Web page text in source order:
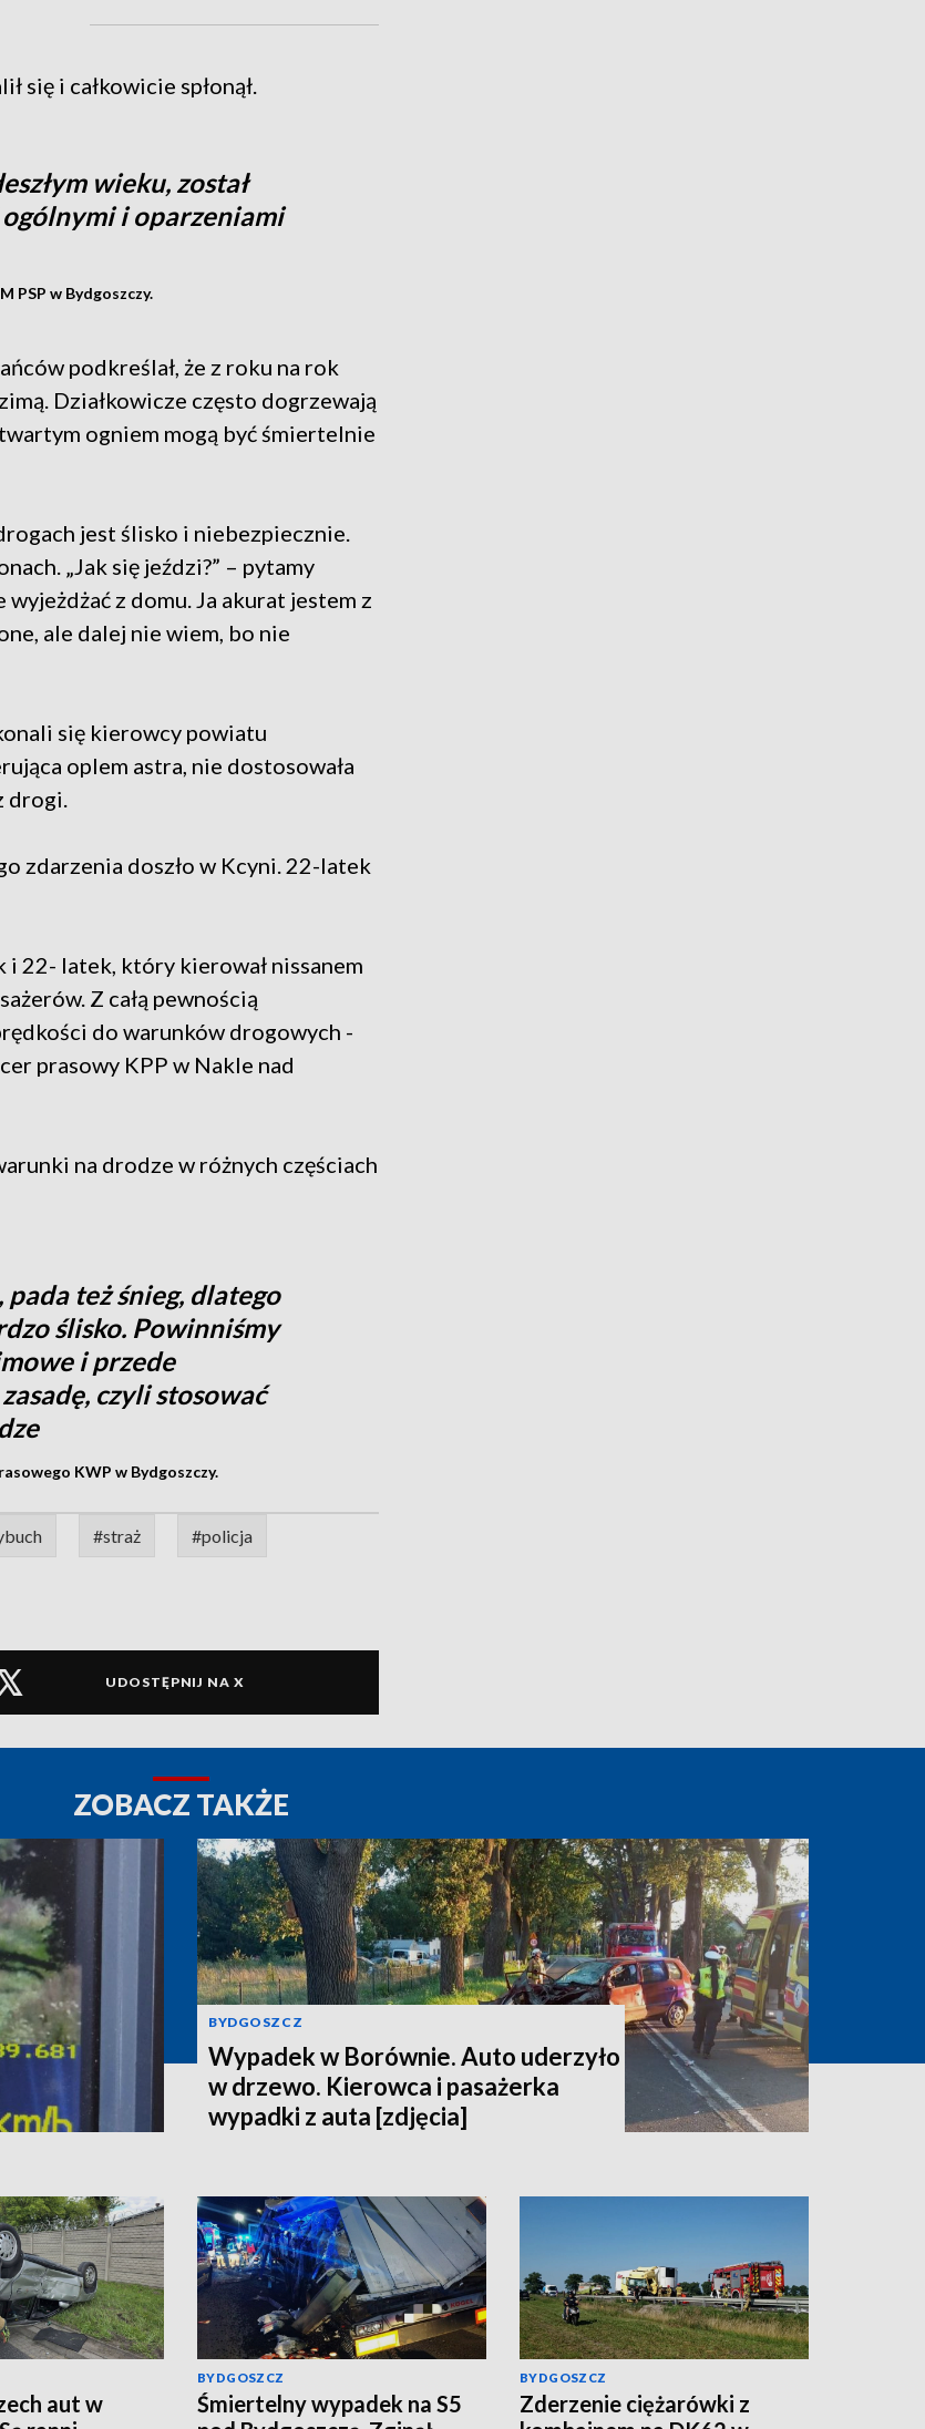
się i całkowicie spłonął.
wieku, został
i oparzeniami
PSP w Bydgoszczy.
podkreślał, że z roku na rok
Działkowicze często dogrzewają
ogniem mogą być śmiertelnie
jest ślisko i niebezpiecznie.
„Jak się jeździ?” – pytamy
z domu. Ja akurat jestem z
ale dalej nie wiem, bo nie
się kierowcy powiatu
oplem astra, nie dostosowała
drogi.
zdarzenia doszło w Kcyni. 22-latek
22- latek, który kierował nissanem
Z całą pewnością
do warunków drogowych -
prasowy KPP w Nakle nad
na drodze w różnych częściach
też śnieg, dlatego
ślisko. Powinniśmy
i przede
czyli stosować
KWP w Bydgoszczy.
#straż #policja
UDOSTĘPNIJ NA X
ZOBACZ TAKŻE
BYDGOSZCZ
Wypadek w Borównie. Auto uderzyło
w drzewo. Kierowca i pasażerka
wypadki z auta [zdjęcia]
aut w
BYDGOSZCZ
Śmiertelny wypadek na S5
BYDGOSZCZ
Zderzenie ciężarówki z